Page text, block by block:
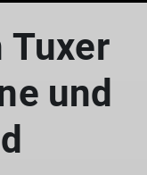
Tuxer
und